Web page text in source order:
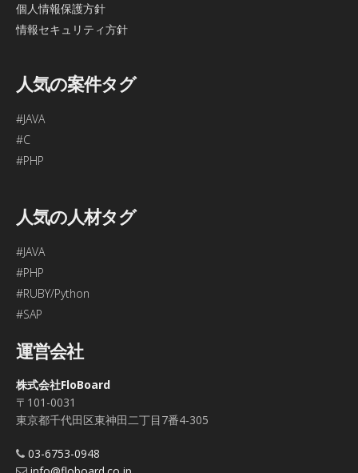
個人情報保護方針
情報セキュリティ方針
人気の案件タグ
#JAVA
#C
#PHP
人気の人材タグ
#JAVA
#PHP
#RUBY/Python
#SAP
運営会社
株式会社FloBoard
〒101-0031
東京都千代田区東神田二丁目7番4-305
03-6753-0948